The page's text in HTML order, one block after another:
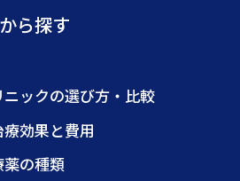
ら探す
ニックの選び方・比較
療効果と費用
薬の種類